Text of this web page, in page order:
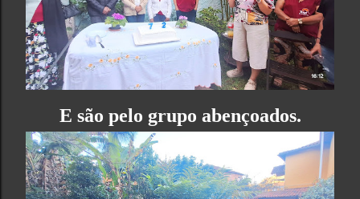
E são pelo grupo abençoados.